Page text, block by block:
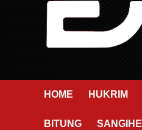
HOME HUKRIM
BITUNG SANGIHE